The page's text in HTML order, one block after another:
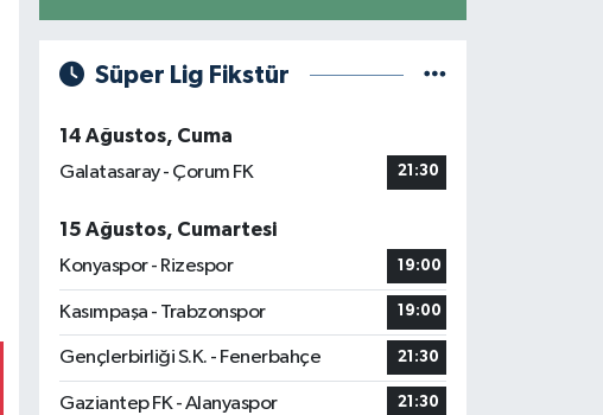
Süper Lig Fikstür
14 Ağustos, Cuma
Galatasaray - Çorum FK
21:30
15 Ağustos, Cumartesi
Konyaspor - Rizespor
19:00
Kasımpaşa - Trabzonspor 19:00
Gençlerbirliği S.K. - Fenerbahçe 21:30
Gaziantep FK - Alanyaspor 21:30